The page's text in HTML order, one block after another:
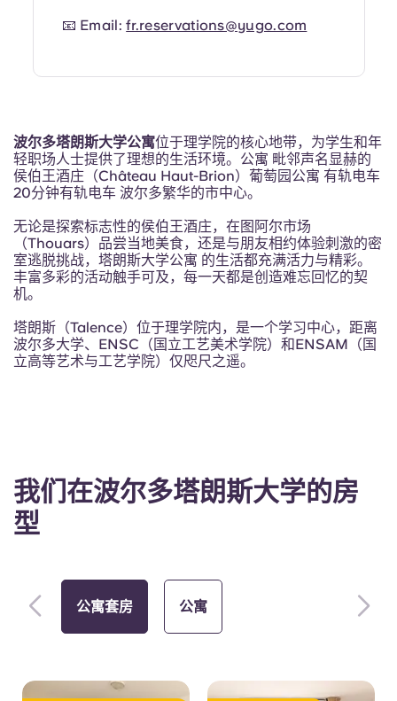
波尔多塔朗斯大学公寓位于理学院的核心地带，为学生和年
轻职场人士提供了理想的生活环境。公寓 毗邻声名显赫的
侯伯王酒庄（Château Haut-Brion）葡萄园公寓 有轨电车
20分钟有轨电车 波尔多繁华的市中心。
无论是探索标志性的侯伯王酒庄，在图阿尔市场
（Thouars）品尝当地美食，还是与朋友相约体验刺激的密
室逃脱挑战，塔朗斯大学公寓 的生活都充满活力与精彩。
丰富多彩的活动触手可及，每一天都是创造难忘回忆的契
机。
塔朗斯（Talence）位于理学院内，是一个学习中心，距离
波尔多大学、ENSC（国立工艺美术学院）和ENSAM（国
立高等艺术与工艺学院）仅咫尺之遥。
我们在波尔多塔朗斯大学的房
型
公寓套房 公寓
📧 Email:fr.reservations@yugo.com